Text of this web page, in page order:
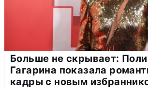
Больше не скрывает:
Гагарина показала
кадры с новым